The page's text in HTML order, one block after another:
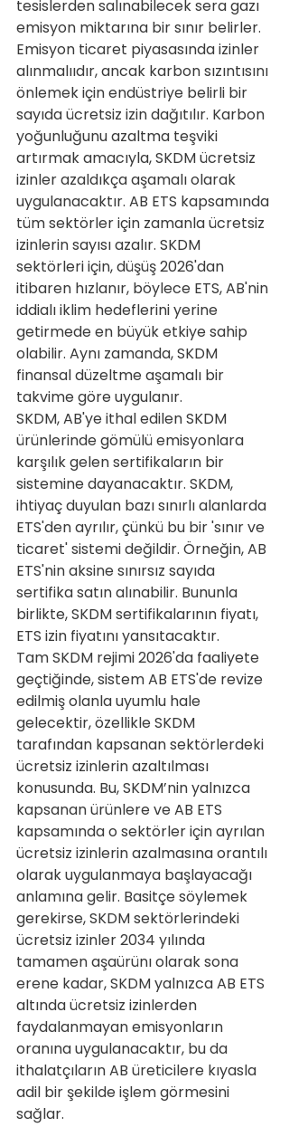
tesislerden salınabilecek sera gazı
emisyon miktarına bir sınır belirler.
Emisyon ticaret piyasasında izinler
alınmalııdır, ancak karbon sızıntısını
önlemek için endüstriye belirli bir
sayıda ücretsiz izin dağıtılır. Karbon
yoğunluğunu azaltma teşviki
artırmak amacıyla, SKDM ücretsiz
izinler azaldıkça aşamalı olarak
uygulanacaktır. AB ETS kapsamında
tüm sektörler için zamanla ücretsiz
izinlerin sayısı azalır. SKDM
sektörleri için, düşüş 2026'dan
itibaren hızlanır, böylece ETS, AB'nin
iddialı iklim hedeflerini yerine
getirmede en büyük etkiye sahip
olabilir. Aynı zamanda, SKDM
finansal düzeltme aşamalı bir
takvime göre uygulanır.
SKDM, AB'ye ithal edilen SKDM
ürünlerinde gömülü emisyonlara
karşılık gelen sertifikaların bir
sistemine dayanacaktır. SKDM,
ihtiyaç duyulan bazı sınırlı alanlarda
ETS'den ayrılır, çünkü bu bir 'sınır ve
ticaret' sistemi değildir. Örneğin, AB
ETS'nin aksine sınırsız sayıda
sertifika satın alınabilir. Bununla
birlikte, SKDM sertifikalarının fiyatı,
ETS izin fiyatını yansıtacaktır.
Tam SKDM rejimi 2026'da faaliyete
geçtiğinde, sistem AB ETS'de revize
edilmiş olanla uyumlu hale
gelecektir, özellikle SKDM
tarafından kapsanan sektörlerdeki
ücretsiz izinlerin azaltılması
konusunda. Bu, SKDM’nin yalnızca
kapsanan ürünlere ve AB ETS
kapsamında o sektörler için ayrılan
ücretsiz izinlerin azalmasına orantılı
olarak uygulanmaya başlayacağı
anlamına gelir. Basitçe söylemek
gerekirse, SKDM sektörlerindeki
ücretsiz izinler 2034 yılında
tamamen aşaürünı olarak sona
erene kadar, SKDM yalnızca AB ETS
altında ücretsiz izinlerden
faydalanmayan emisyonların
oranına uygulanacaktır, bu da
ithalatçıların AB üreticilere kıyasla
adil bir şekilde işlem görmesini
sağlar.